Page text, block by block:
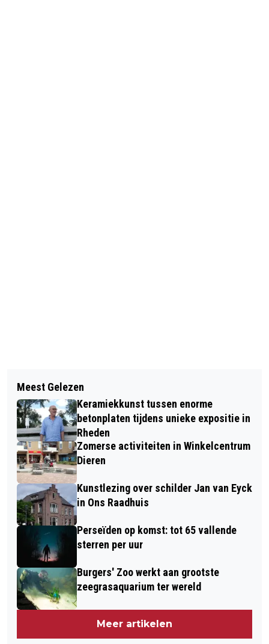
WEGGEEFMARKT IN PARKHUIS IN DE
STEEG
MUZIKALE PROEFTUIN BIJ RHEDENS
FANFARE CORPS GROOT SUCCES!
Meest Gelezen
Keramiekkunst tussen enorme
betonplaten tijdens unieke expositie in
Rheden
Zomerse activiteiten in Winkelcentrum
Dieren
Kunstlezing over schilder Jan van Eyck
in Ons Raadhuis
Perseïden op komst: tot 65 vallende
sterren per uur
Burgers' Zoo werkt aan grootste
zeegrasaquarium ter wereld
Meer artikelen